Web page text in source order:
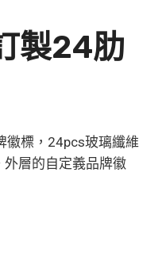
製24肋
徽標，24pcs玻璃纖維
層的自定義品牌徽